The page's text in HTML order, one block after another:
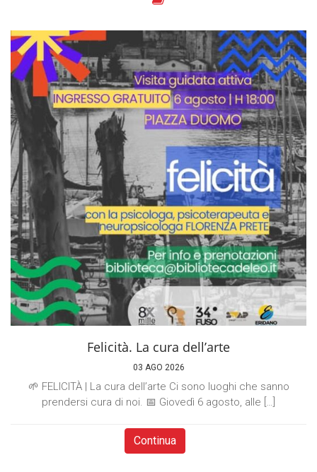
Felicità. La cura dell’arte
03 AGO 2026
🌱 FELICITÀ | La cura dell’arte Ci sono luoghi che sanno
prendersi cura di noi. 📅 Giovedì 6 agosto, alle […]
Continua